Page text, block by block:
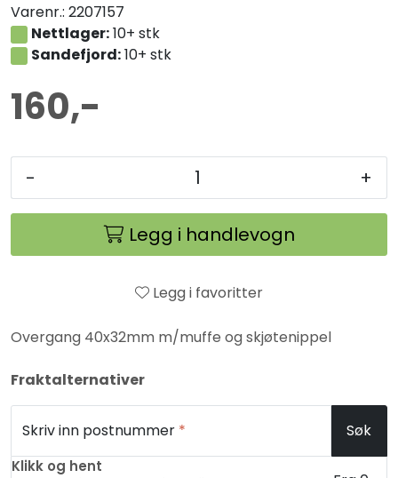
Varenr.: 2207157
Nettlager:10+ stk
Sandefjord:10+ stk
160,-
- +
Legg i handlevogn
Legg i favoritter
Overgang 40x32mm m/muffe og skjøtenippel
Fraktalternativer
Skriv inn postnummer * Søk
Klikk og hent